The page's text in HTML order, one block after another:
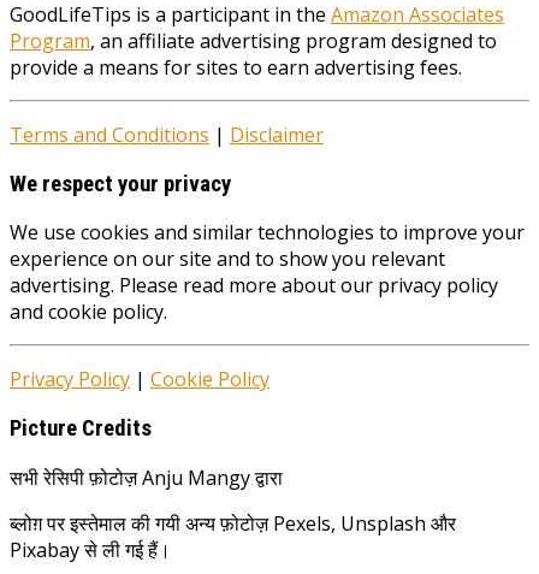
GoodLifeTips is a participant in the Amazon Associates
Program, an affiliate advertising program designed to
provide a means for sites to earn advertising fees.
Terms and Conditions | Disclaimer
We respect your privacy
We use cookies and similar technologies to improve your
experience on our site and to show you relevant
advertising. Please read more about our privacy policy
and cookie policy.
Privacy Policy | Cookie Policy
Picture Credits
सभी रेसिपी फ़ोटोज़ Anju Mangy द्वारा
ब्लोग़ पर इस्तेमाल की गयी अन्य फ़ोटोज़ Pexels, Unsplash और
Pixabay से ली गई हैं।